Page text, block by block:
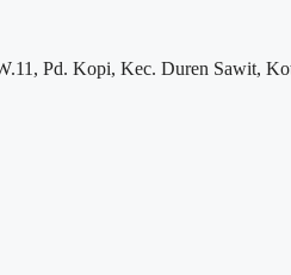
Pd. Kopi, Kec. Duren Sawit,